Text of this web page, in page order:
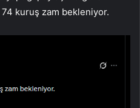
74 kuruş zam bekleniyor.